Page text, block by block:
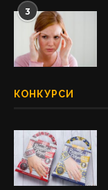
3
КОНКУРСИ